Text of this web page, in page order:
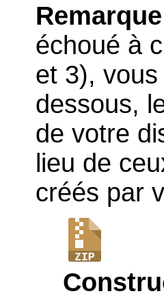
échoué à
et 3),
dessous,
de votre
lieu de
créés par